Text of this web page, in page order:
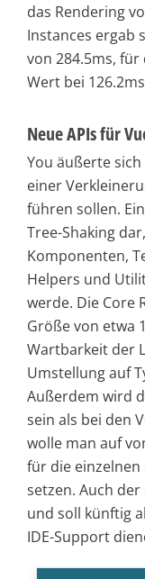
das Rendering
Instances ergab
von 284.5ms,
Wert bei 126.2ms
Neue APIs für
You äußerte
einer
führen sollen.
Tree-Shaking
Komponenten,
Helpers und
werde. Die Core
Größe von etwa
Wartbarkeit der
Umstellung auf
Außerdem wird
sein als bei den
wolle man auf
für die einzelnen
setzen. Auch
und soll künftig
IDE-Support